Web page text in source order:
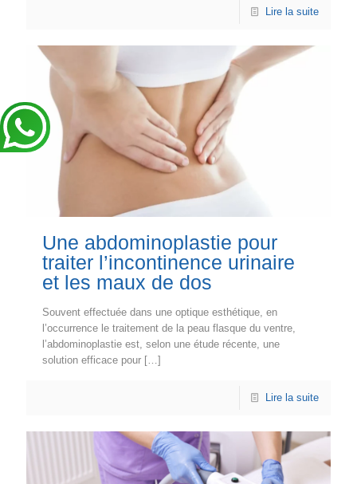
Lire la suite
Une abdominoplastie pour
traiter l’incontinence urinaire
et les maux de dos
Souvent effectuée dans une optique esthétique, en
l’occurrence le traitement de la peau flasque du ventre,
l’abdominoplastie est, selon une étude récente, une
solution efficace pour […]
Lire la suite